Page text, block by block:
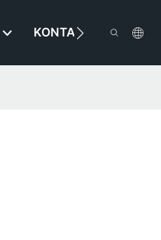
KONTAKTIEREN SIE